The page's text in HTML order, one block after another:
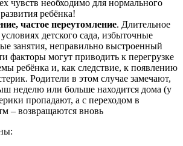
чувств необходимо для нормального
ребёнка!
частое переутомление. Длительное
детского сада, избыточные
занятия, неправильно выстроенный
факторы могут приводить к перегрузке
ребёнка и, как следствие, к появлению
Родители в этом случае замечают,
неделю или больше находится дома (у
пропадают, а с переходом в
– возвращаются вновь